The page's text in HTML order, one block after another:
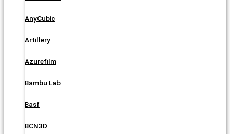
AnyCubic
Artillery
Azurefilm
Bambu Lab
Basf
BCN3D